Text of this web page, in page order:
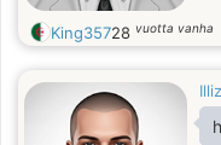
King35728 vuotta vanha